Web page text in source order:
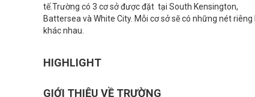
tế.Trường có 3 cơ sở được đặt tại South Kensington,
Battersea và White City. Mỗi cơ sở sẽ có những nét riêng
khác nhau.
HIGHLIGHT
GIỚI THIỆU VỀ TRƯỜNG